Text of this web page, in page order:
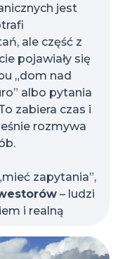
jest
ale część z
pojawiały się
„dom nad
albo pytania
zabiera czas i
rozmywa
zapytania”,
– ludzi
i realną